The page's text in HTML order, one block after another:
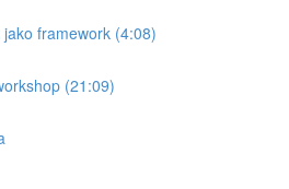
framework (4:08)
(21:09)